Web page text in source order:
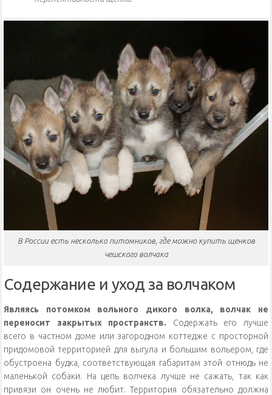
В России есть несколько питомников, где можно купить щенков
чешского волчака
Содержание и уход за волчаком
Являясь потомком вольного дикого волка, волчак не
переносит закрытых пространств. Содержать его лучше
всего в частном доме или загородном коттедже с просторной
придомовой территорией для выгула и большим вольером, где
обустроена будка, соответствующая габаритам этой отнюдь не
маленькой собаки. На цепь волчека лучше не сажать, так как
привязи он очень не любит. Территория обязательно должна